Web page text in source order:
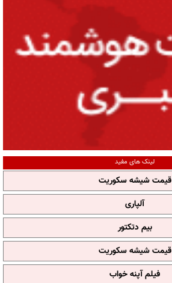
لینک های مفید
قیمت شیشه سکوریت
آلپاری
بیم دتکتور
قیمت شیشه سکوریت
فیلم آپنه خواب